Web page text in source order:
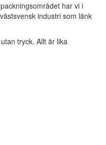
har vi i
industri som länk
tryck. Allt är lika